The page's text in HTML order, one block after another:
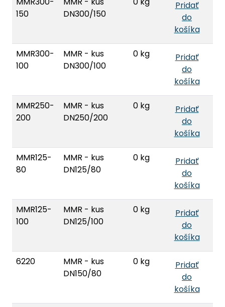
150
DN300/150
Pridať
do
košíka
MMR300-
100
MMR - kus
DN300/100
0 kg
Pridať
do
košíka
MMR250-
200
MMR - kus
DN250/200
0 kg
Pridať
do
košíka
MMR125-
80
MMR - kus
DN125/80
0 kg
Pridať
do
košíka
MMR125-
100
MMR - kus
DN125/100
0 kg
Pridať
do
košíka
6220
MMR - kus
DN150/80
0 kg
Pridať
do
košíka